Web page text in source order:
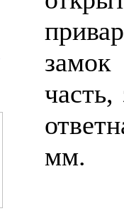
мм.